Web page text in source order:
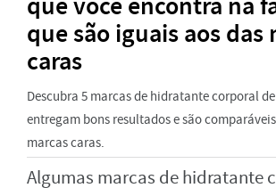
que são iguais aos das
caras
Descubra 5 marcas de hidratante corporal
entregam bons resultados e são
marcas caras.
Algumas marcas de hidratante